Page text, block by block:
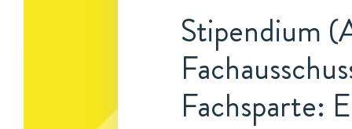
Stipendium
Fachsparte: